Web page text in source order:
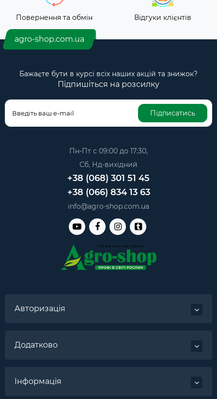
Повернення та обмін Відгуки клієнтів
agro-shop.com.ua
Бажаєте бути в курсі всіх наших акцій та знижок?
Підпишіться на розсилку
Підписатись
Пн-Пт с 09:00 до 17:30,
Сб, Нд-вихідний
+38 (068) 301 51 45
+38 (066) 834 13 63
info@agro-shop.com.ua
Авторизація
Додатково
Інформація